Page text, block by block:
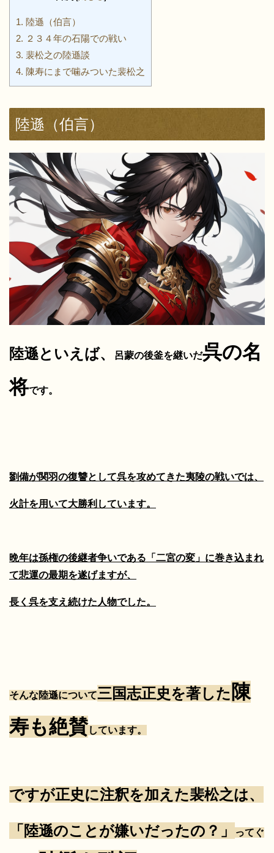
1. 陸遜（伯言）
2. ２３４年の石陽での戦い
3. 裴松之の陸遜談
4. 陳寿にまで噛みついた裴松之
陸遜（伯言）
陸遜といえば、 呂蒙の後釜を継いだ呉の名
将です。
劉備が関羽の復讐として呉を攻めてきた夷陵の戦いでは、
火計を用いて大勝利しています。
晩年は孫権の後継者争いである「二宮の変」に巻き込まれ
て悲運の最期を遂げますが、
長く呉を支え続けた人物でした。
そんな陸遜について三国志正史を著した 陳
寿も絶賛しています。
ですが正史に注釈を加えた裴松之は、
「陸遜のことが嫌いだったの？」 ってぐ